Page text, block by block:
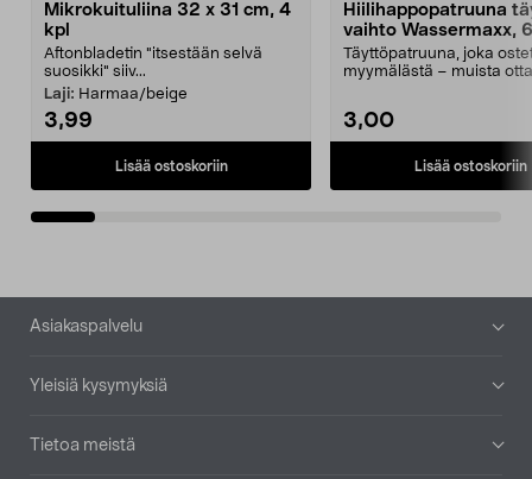
Mikrokuituliina 32 x 31 cm, 4
kpl
Aftonbladetin "itsestään selvä
suosikki" siiv...
Laji: Harmaa/beige
3,99
Lisää ostoskoriin
Hiilihappopatruuna
vaihto Wassermaxx,
Täyttöpatruuna, joka
myymälästä – muista
3,00
Lisää ostoskoriin
Alatunniste
Asiakaspalvelu
Yleisiä kysymyksiä
Tietoa meistä